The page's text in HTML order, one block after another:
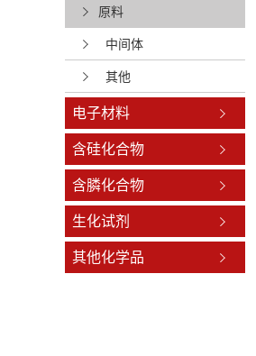
原料
中间体
其他
电子材料
含硅化合物
含膦化合物
生化试剂
其他化学品